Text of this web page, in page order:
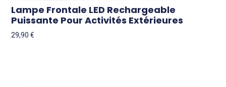
Lampe Frontale LED Rechargeable
Puissante Pour Activités Extérieures
29,90€